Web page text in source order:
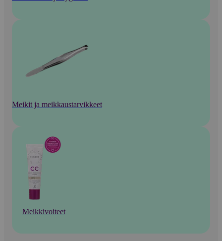
Meikit ja meikkaustarvikkeet
Meikkivoiteet